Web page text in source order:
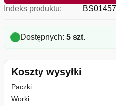
Indeks produktu:
BS01457
Dostępnych: 5 szt.
Koszty wysyłki
Paczki:
Worki: